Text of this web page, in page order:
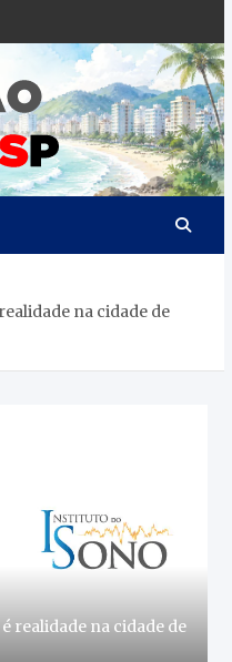
Litoral
Notícias da
Baixada Santista
na cidade de
realidade na cidade de